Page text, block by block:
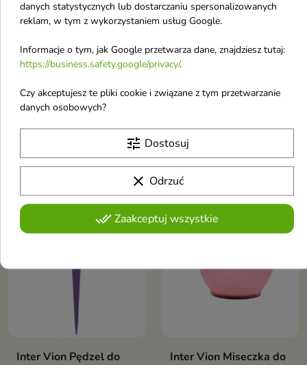
Inter Vion Zalotka do
rzęs 1 sztuka
4,60 €
farbowania włosów
wąski 1 sztuka
2,30 €
Obecnie brak na stanie favorite_border
Inter Vion Pędzel do
Obecnie brak na stanie
Inter Vion Miseczka do
danych statystycznych lub dostarczaniu spersonalizowanych
reklam, w tym z wykorzystaniem usług Google.
Informacje o tym, jak Google przetwarza dane, znajdziesz tutaj:
https://business.safety.google/privacy/.
Czy akceptujesz te pliki cookie i związane z tym przetwarzanie
danych osobowych?
tune Dostosuj
clear Odrzuć
done_allZaakceptuj wszystkie